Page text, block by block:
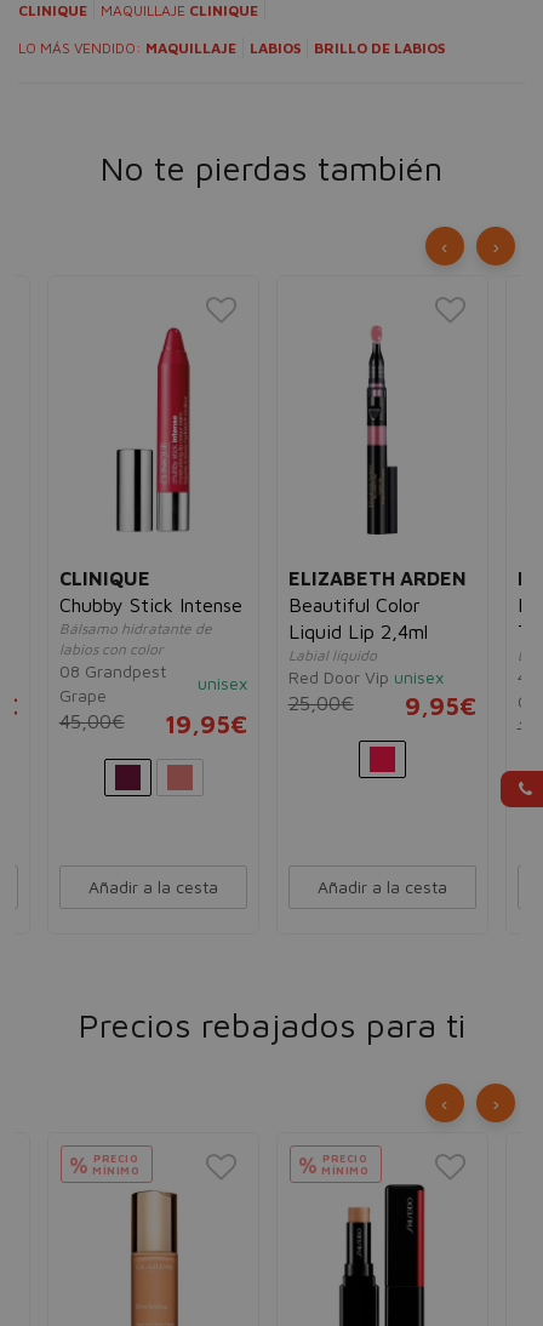
CLINIQUE MAQUILLAJE CLINIQUE
LO MÁS VENDIDO: MAQUILLAJE LABIOS BRILLO DE LABIOS
No te pierdas también
CLINIQUE
Chubby Stick Intense
Bálsamo hidratante de
labios con color
08 Grandpest
Grape
unisex
45,00€ 19,95€
Añadir a la cesta
ELIZABETH ARDEN
Beautiful Color
Liquid Lip 2,4ml
Labial líquido
Red Door Vip unisex
25,00€ 9,95€
Añadir a la cesta
‹ ›
Precios rebajados para ti
% PRECIO
MÍNIMO
% PRECIO
MÍNIMO
‹ ›